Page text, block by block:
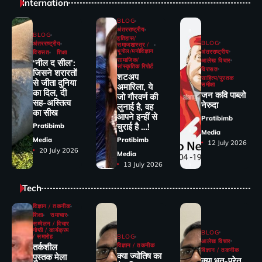
Internation
BLOG
अंतरराष्ट्रीय
विरासत
शिक्षा
‘नील द सील’:
जिसने शरारतों
से जीता दुनिया
का दिल, दी
सह-अस्तित्व
का सीख
Pratibimb
Media
20 July 2026
BLOG
अंतरराष्ट्रीय
इतिहास/
समाजशास्त्र /
भूगोल/मनोविज्ञान
सामाजिक/
सांस्कृतिक रिपोर्ट
शटअप
अमारिला, ये
जो गौरवर्ण की
लुनाई है, वह
आपने इन्हीं से
चुराई है …!
Pratibimb
Media
13 July 2026
BLOG
अंतरराष्ट्रीय
आलेख विचार
विरासत
साहित्य/पुस्तक
समीक्षा
जन कवि पाब्लो
नेरुदा
Pratibimb
Media
12 July 2026
Tech
विज्ञान / तकनीक
शिक्षा
समाचार
सम्मेलन / विचार
गोष्ठी / कार्यक्रम
/ समारोह
तर्कशील
पुस्तक मेला
BLOG
विज्ञान / तकनीक
क्या ज्योतिष का
BLOG
आलेख विचार
विज्ञान / तकनीक